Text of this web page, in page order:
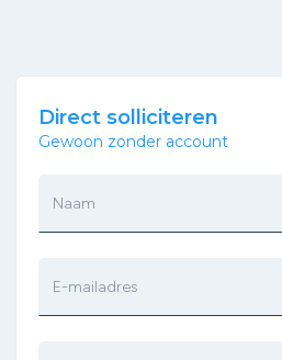
Direct solliciteren
Gewoon zonder account
Naam
E-mailadres